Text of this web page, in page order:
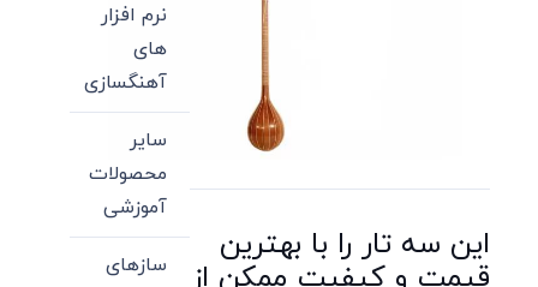
این سه تار را با بهترین
قیمت و کیفیت ممکن از
نرم افزار
های
آهنگسازی
سایر
محصولات
آموزشی
سازهای